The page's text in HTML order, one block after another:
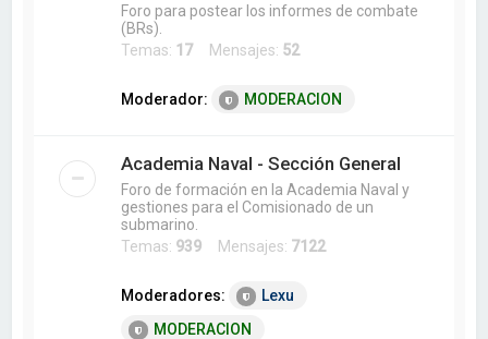
Foro para postear los informes de combate
(BRs).
Temas: 17Mensajes: 52
Moderador: MODERACION
Academia Naval - Sección General
Foro de formación en la Academia Naval y
gestiones para el Comisionado de un
submarino.
Temas: 939 Mensajes: 7122
Moderadores:
Lexu
MODERACION